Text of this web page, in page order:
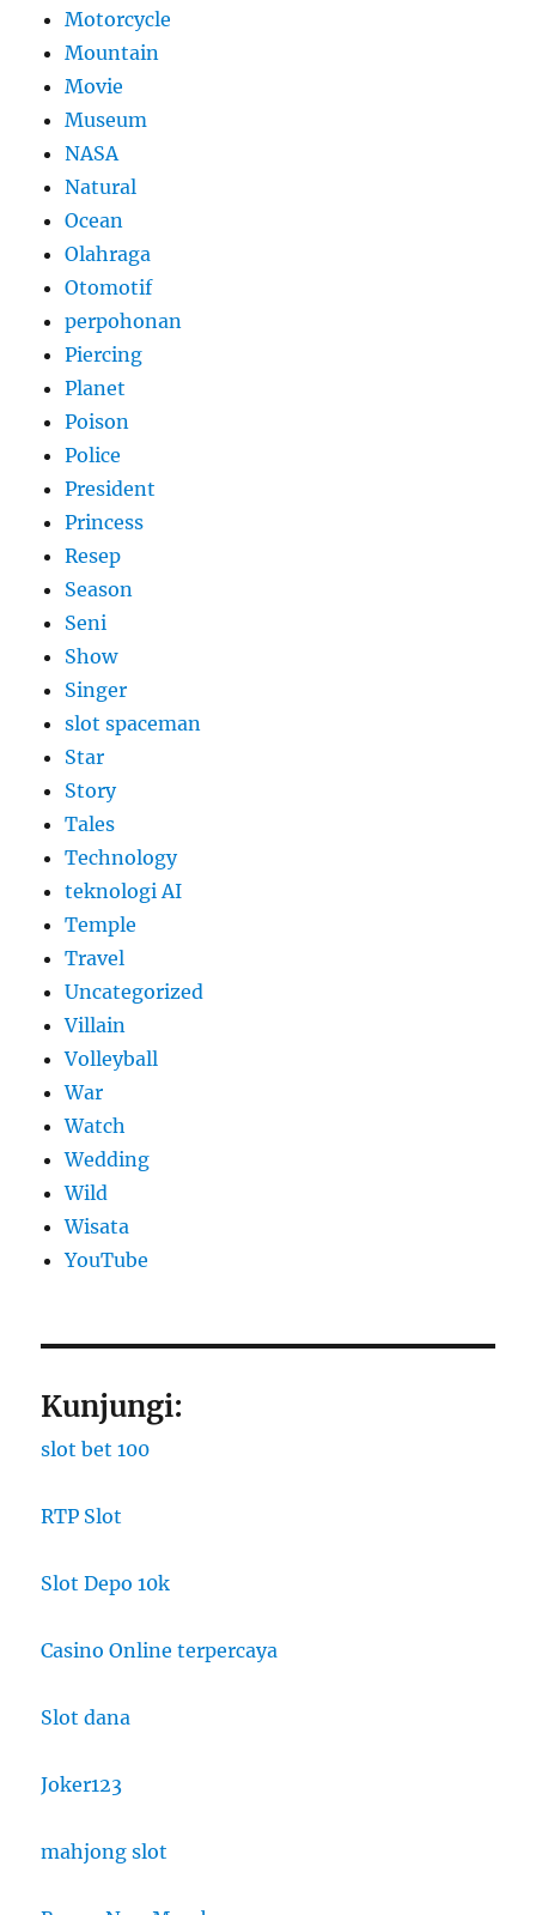
Motorcycle
Mountain
Movie
Museum
NASA
Natural
Ocean
Olahraga
Otomotif
perpohonan
Piercing
Planet
Poison
Police
President
Princess
Resep
Season
Seni
Show
Singer
slot spaceman
Star
Story
Tales
Technology
teknologi AI
Temple
Travel
Uncategorized
Villain
Volleyball
War
Watch
Wedding
Wild
Wisata
YouTube
Kunjungi:
slot bet 100
RTP Slot
Slot Depo 10k
Casino Online terpercaya
Slot dana
Joker123
mahjong slot